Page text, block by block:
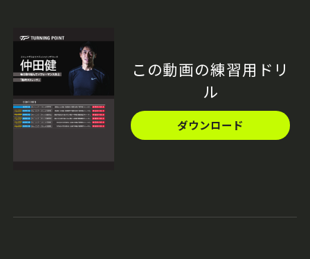
この動画の練習用ドリ
ル
ダウンロード